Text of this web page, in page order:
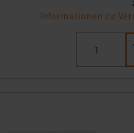
Informationen zu